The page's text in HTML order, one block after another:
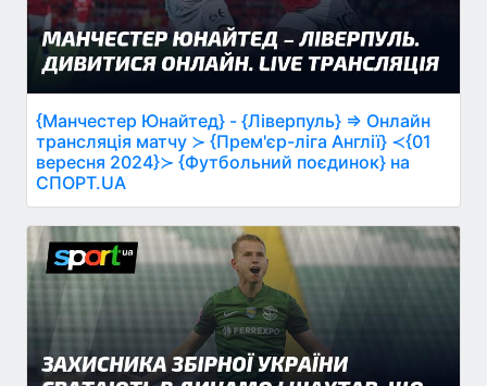
{Манчестер Юнайтед} - {Ліверпуль} ⇒ Онлайн
трансляція матчу ≻ {Прем'єр-ліга Англії} ≺{01
вересня 2024}≻ {Футбольний поєдинок} на
СПОРТ.UA